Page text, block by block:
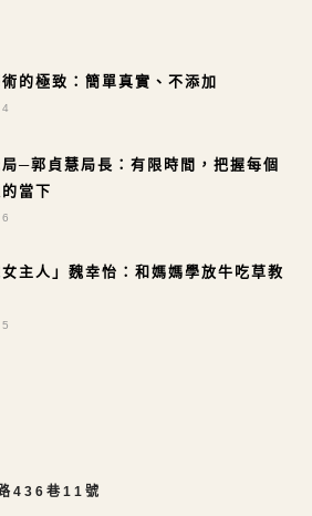
的極致：簡單真實、不添加
─郭貞慧局長：有限時間，把握每個
當下
女主人」魏幸怡：和媽媽學放牛吃草教
436巷11號